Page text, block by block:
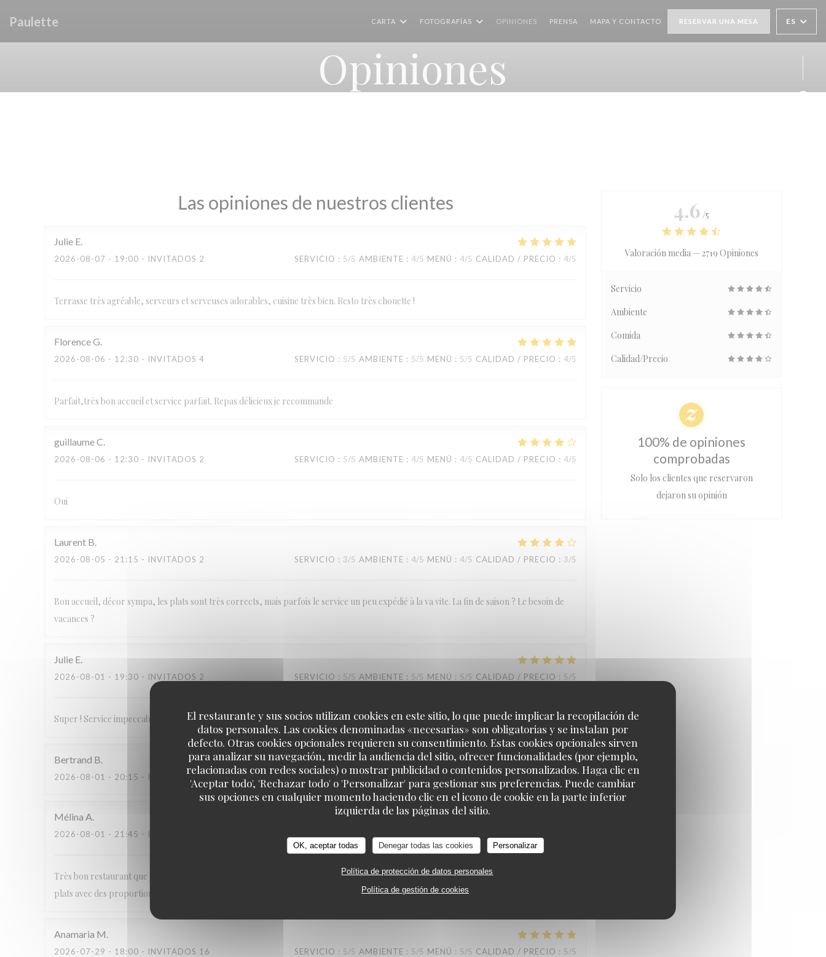
El restaurante y sus socios utilizan cookies en este sitio, lo que puede implicar la recopilación de
datos personales. Las cookies denominadas «necesarias» son obligatorias y se instalan por
defecto. Otras cookies opcionales requieren su consentimiento. Estas cookies opcionales sirven
para analizar su navegación, medir la audiencia del sitio, ofrecer funcionalidades (por ejemplo,
relacionadas con redes sociales) o mostrar publicidad o contenidos personalizados. Haga clic en
'Aceptar todo', 'Rechazar todo' o 'Personalizar' para gestionar sus preferencias. Puede cambiar
sus opciones en cualquier momento haciendo clic en el icono de cookie en la parte inferior
izquierda de las páginas del sitio.
OK, aceptar todas Denegar todas las cookies Personalizar
Política de protección de datos personales
Política de gestión de cookies
Paulette CARTA FOTOGRAFÍAS OPINIONES PRENSA MAPA Y CONTACTO RESERVAR UNA MESA ES
Opiniones
Las opiniones de nuestros clientes
Julie E
2026-08-07 - 19:00 - INVITADOS 2 SERVICIO : 5/5 AMBIENTE : 4/5 MENÚ : 4/5 CALIDAD / PRECIO : 4/5
Terrasse très agréable, serveurs et serveuses adorables, cuisine très bien. Resto très chouette !
FlorenceG
2026-08-06 - 12:30 - INVITADOS 4 SERVICIO : 5/5 AMBIENTE : 5/5 MENÚ : 5/5 CALIDAD / PRECIO : 4/5
Parfait,très bon accueil et service parfait. Repas délicieux je recommande
guillaumeC
2026-08-06 - 12:30 - INVITADOS 2 SERVICIO : 5/5 AMBIENTE : 4/5 MENÚ : 4/5 CALIDAD / PRECIO : 4/5
Oui
Laurent B
2026-08-05 - 21:15 - INVITADOS 2 SERVICIO : 3/5 AMBIENTE : 4/5 MENÚ : 4/5 CALIDAD / PRECIO : 3/5
Bon accueil, décor sympa, les plats sont très corrects, mais parfois le service un peu expédié à la va vite. La fin de saison ? Le besoin de
vacances ?
Julie E
2026-08-01 - 19:30 - INVITADOS 2 SERVICIO : 5/5 AMBIENTE : 5/5 MENÚ : 5/5 CALIDAD / PRECIO : 5/5
Super ! Service impeccable, terrasse très agréable, cuisine très bonne,, très bon vin. Très contente, je recommande 👍
Bertrand B
2026-08-01 - 20:15 - INVITADOS 3 SERVICIO: 4 /5 AMBIENTE: 3/5 MENÚ: 4/5 CALIDAD / PRECIO: 4/5
Mélina A
2026-08-01 - 21:45 - INVITADOS 2
Très bon restaurant que j'ai eu l'occasion de tester plusieurs fois (midi ou dîner), je ne suis jamais déçue, toujours satisfaite, très bons
plats avec des proportions correctes, je recommande
Anamaria M
2026-07-29 - 18:00 - INVITADOS 16 SERVICIO : 5/5 AMBIENTE : 5/5 MENÚ : 5/5 CALIDAD / PRECIO : 5/5
4.6 /5
Valoración media — 2719 Opiniones
Servicio
Ambiente
Comida
Calidad/Precio
100% de opiniones
comprobadas
Solo los clientes que reservaron
dejaron su opinión
Paulette